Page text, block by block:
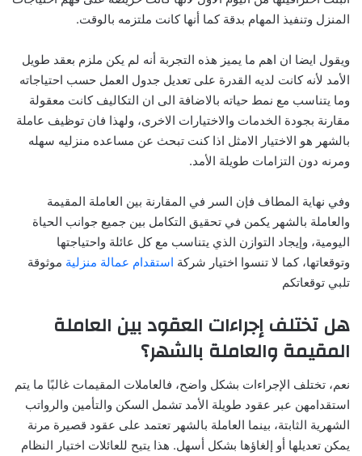
المنزل وتنفيذ المهام بدقة كما أنها كانت ملتزمه بالوقت.
ويقول ايضا ان اهم ما يميز هذه التجربة أنه لم يكن ملزم بعقد طويل
الأمد لأنه كانت لديه القدرة على تعديل جدول العمل حسب احتياجاته
وما يتناسب مع نمط حياته بالاضافة الى ان التكاليف كانت معقولة
مقارنة بجودة الخدمات والاختيارات الاخرى، ولهذا فان توظيف عاملة
بالشهر هو الاختيار الامثل اذا كنت تبحث عن مساعده منزليه سهله
ومرنه دون التزامات طويلة الأمد.
وفي نهاية المطاف فإن السر في المقارنة بين العاملة المقيمة
والعاملة بالشهر يكمن في تحقيق التكامل بين جميع جوانب الحياة
اليومية، وإيجاد التوازن الذي يتناسب مع كل عائلة واحتياجتها
وتوقعاتها، كما لا تنسوا اختيار شركة استقدام عمالة منزلية موثوقة
تلبي توقعاتكم
هل تختلف إجراءات العقود بين العاملة
المقيمة والعاملة بالشهر؟
نعم، تختلف الإجراءات بشكل واضح، فالعاملات المقيمات غالبًا ما يتم
استقدامهن عبر عقود طويلة الأمد تشمل السكن والتأمين والرواتب
الشهرية الثابتة، بينما العاملة بالشهر تعتمد على عقود قصيرة مرنة
يمكن تعديلها أو إلغاؤها بشكل أسهل. هذا يتيح للعائلات اختيار النظام